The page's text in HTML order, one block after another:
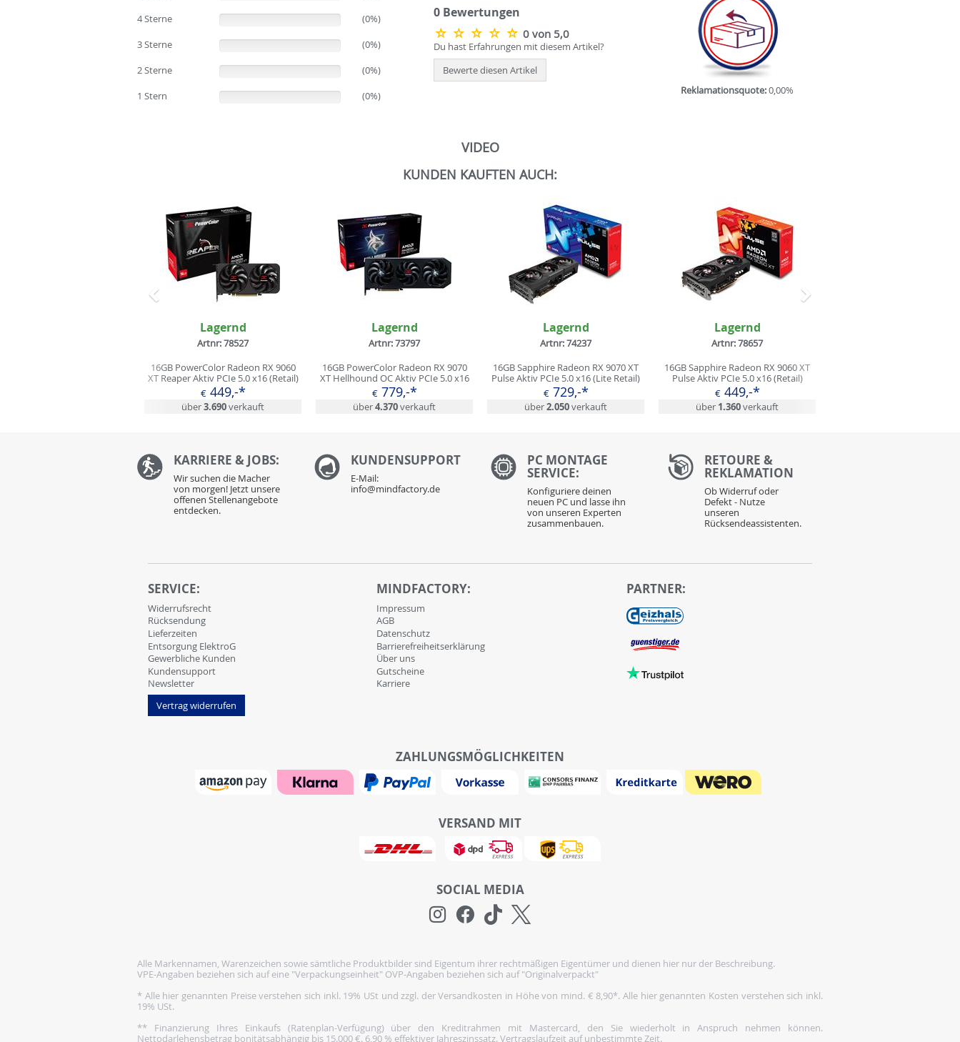
4 Sterne
(0%)
3 Sterne
(0%)
2 Sterne
(0%)
1 Stern
(0%)
0 Bewertungen
0 von 5,0
Du hast Erfahrungen mit diesem Artikel?
Bewerte diesen Artikel
Reklamationsquote:0,00%
VIDEO
KUNDEN KAUFTEN AUCH:
Lagernd
Artnr: 78527
16GB PowerColor Radeon RX 9060
XT Reaper Aktiv PCIe 5.0 x16 (Retail)
€449,-*
über3.690verkauft
Lagernd
Artnr: 73797
16GB PowerColor Radeon RX 9070
XT Hellhound OC Aktiv PCIe 5.0 x16
(Retail)
€779,-*
über4.370verkauft
Lagernd
Artnr: 74237
16GB Sapphire Radeon RX 9070 XT
Pulse Aktiv PCIe 5.0 x16 (Lite Retail)
€729,-*
über2.050verkauft
Lagernd
Artnr: 78657
16GB Sapphire Radeon RX 9060 XT
Pulse Aktiv PCIe 5.0 x16 (Retail)
€449,-*
über 1.360verkauft
Zurück Nächstes
KARRIERE & JOBS:
Wir suchen die Macher
von morgen! Jetzt unsere
offenen Stellenangebote
entdecken.
KUNDENSUPPORT
E-Mail:
info@mindfactory.de
PC MONTAGE
SERVICE:
Konfiguriere deinen
neuen PC und lasse ihn
von unseren Experten
zusammenbauen.
RETOURE &
REKLAMATION
Ob Widerruf oder
Defekt - Nutze
unseren
Rücksendeassistenten.
SERVICE:
Widerrufsrecht
Rücksendung
Lieferzeiten
Entsorgung ElektroG
Gewerbliche Kunden
Kundensupport
Newsletter
Vertrag widerrufen
MINDFACTORY:
Impressum
AGB
Datenschutz
Barrierefreiheitserklärung
Über uns
Gutscheine
Karriere
PARTNER:
ZAHLUNGSMÖGLICHKEITEN
VERSAND MIT
SOCIAL MEDIA
Alle Markennamen, Warenzeichen sowie sämtliche Produktbilder sind Eigentum ihrer rechtmäßigen Eigentümer und dienen hier nur der Beschreibung.
VPE-Angaben beziehen sich auf eine "Verpackungseinheit" OVP-Angaben beziehen sich auf "Originalverpackt"
* Alle hier genannten Preise verstehen sich inkl. 19% USt und zzgl. der Versandkosten in Höhe von mind. € 8,90*. Alle hier genannten Kosten verstehen sich inkl.
19% USt.
** Finanzierung Ihres Einkaufs (Ratenplan-Verfügung) über den Kreditrahmen mit Mastercard, den Sie wiederholt in Anspruch nehmen können.
Nettodarlehensbetrag bonitätsabhängig bis 15.000 €. 6,90 % effektiver Jahreszinssatz. Vertragslaufzeit auf unbestimmte Zeit.